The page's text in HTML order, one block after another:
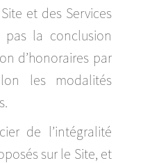
et des Services
pas la conclusion
d’honoraires par
les modalités
de l’intégralité
sur le Site, et